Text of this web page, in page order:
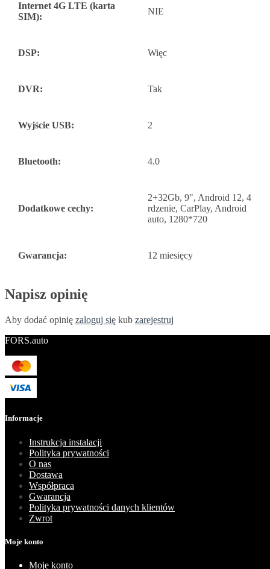
Internet 4G LTE (karta
SIM):
NIE
DSP: Więc
DVR: Tak
Wyjście USB: 2
Bluetooth: 4.0
Dodatkowe cechy:
2+32Gb, 9", Android 12, 4
rdzenie, CarPlay, Android
auto, 1280*720
Gwarancja: 12 miesięcy
Napisz opinię
Aby dodać opinię zaloguj się kub zarejestruj
FORS.auto
Informacje
Instrukcja instalacji
Polityka prywatności
O nas
Dostawa
Współpraca
Gwarancja
Polityka prywatności danych klientów
Zwrot
Moje konto
Moje konto